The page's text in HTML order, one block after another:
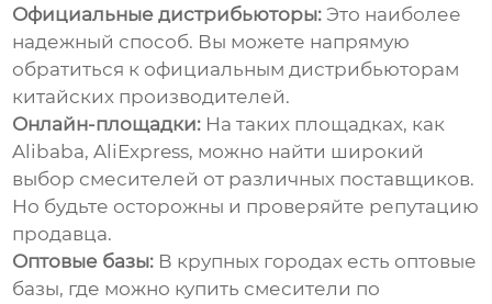
Официальные дистрибьюторы: Это наиболее
надежный способ. Вы можете напрямую
обратиться к официальным дистрибьюторам
китайских производителей.
Онлайн-площадки: На таких площадках, как
Alibaba, AliExpress, можно найти широкий
выбор смесителей от различных поставщиков.
Но будьте осторожны и проверяйте репутацию
продавца.
Оптовые базы: В крупных городах есть оптовые
базы, где можно купить смесители по